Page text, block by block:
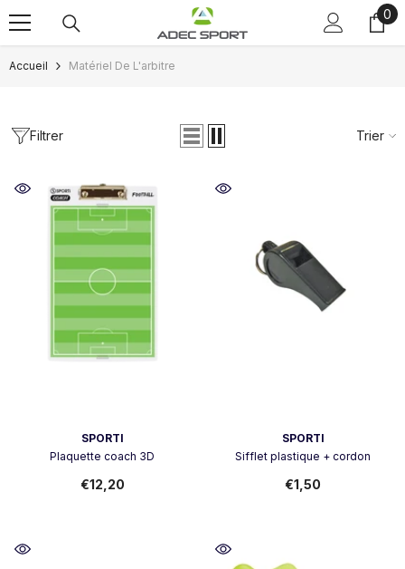
Passer au contenu 0
0
Accueil Matériel De L'arbitre
Filtrer Trier
SPORTI
Plaquette coach 3D
€12,20
SPORTI
Sifflet plastique + cordon
€1,50